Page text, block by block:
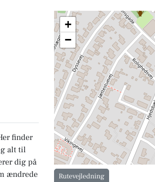
finder
alt til
dig på
ændrede
+
−
Rutevejledning